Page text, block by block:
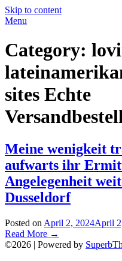
Skip to content
Menu
Category:
sites Echte
Meine wenigkeit
aufwarts ihr
Angelegenheit
Dusseldorf
Posted on April 2, 2024April
Read More →
©2026 | Powered by